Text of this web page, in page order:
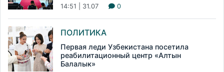
14:51 | 31.07 0
ПОЛИТИКА
Первая леди Узбекистана посетила
реабилитационный центр «Алтын
Балалык»